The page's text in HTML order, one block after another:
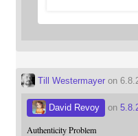
Till Westermayeron
David Revoy on
Authenticity Problem